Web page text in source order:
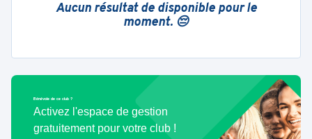
Aucun résultat de disponible pour le
moment. 😔
Bénévole de ce club ?
Activez l'espace de gestion
gratuitement pour votre club !